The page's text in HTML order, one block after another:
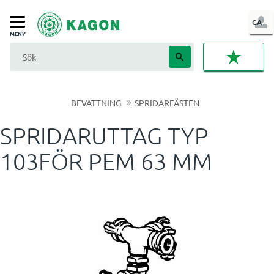
Meny
GA
IN
BEVATTNING SPRIDARFÄSTEN
SPRIDARUTTAG TYP
103FÖR PEM 63 MM